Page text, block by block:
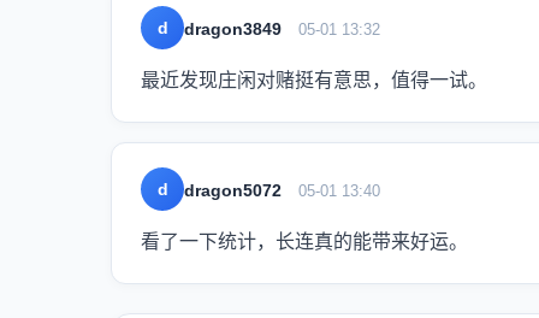
d dragon3849 05-01 13:32
最近发现庄闲对赌挺有意思，值得一试。
d dragon5072 05-01 13:40
看了一下统计，长连真的能带来好运。